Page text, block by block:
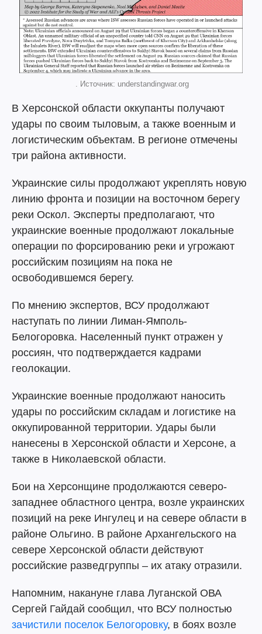
. Источник: understandingwar.org
В Херсонской области оккупанты получают
удары по своим тыловым, а также военным и
логистическим объектам. В регионе отмечены
три района активности.
Украинские силы продолжают укреплять новую
линию фронта и позиции на восточном берегу
реки Оскол. Эксперты предполагают, что
украинские военные продолжают локальные
операции по форсированию реки и угрожают
российским позициям на пока не
освободившемся берегу.
По мнению экспертов, ВСУ продолжают
наступать по линии Лиман-Ямполь-
Белогоровка. Населенный пункт отражен у
россиян, что подтверждается кадрами
геолокации.
Украинские военные продолжают наносить
удары по российским складам и логистике на
оккупированной территории. Удары были
нанесены в Херсонской области и Херсоне, а
также в Николаевской области.
Бои на Херсонщине продолжаются северо-
западнее областного центра, возле украинских
позиций на реке Ингулец и на севере области в
районе Ольгино. В районе Архангельского на
севере Херсонской области действуют
российские разведгруппы – их атаку отразили.
Напомним, накануне глава Луганской ОВА
Сергей Гайдай сообщил, что ВСУ полностью
зачистили поселок Белогоровку, в боях возле